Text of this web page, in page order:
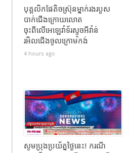
បុគ្គលិកផែតិចស្រ៊ុនម្នាក់រងរបួស
បាក់ជេីងក្រោយលោត
ចុះពីលេីអេឡេវ៉ាទ័រស្ទូចអីវ៉ាន់
រអិលជេីងចូលក្រោមកង់
4 hours ago
សូមប្រុងប្រយ័ត្នថ្ងៃនេះ! ករណី